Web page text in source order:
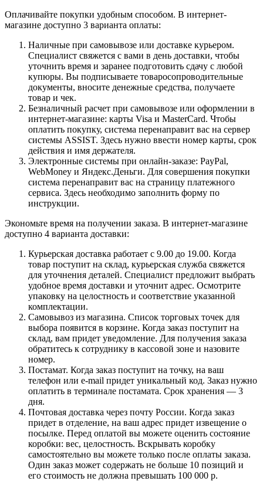
Оплачивайте покупки удобным способом. В интернет-
магазине доступно 3 варианта оплаты:
Наличные при самовывозе или доставке курьером.
Специалист свяжется с вами в день доставки, чтобы
уточнить время и заранее подготовить сдачу с любой
купюры. Вы подписываете товаросопроводительные
документы, вносите денежные средства, получаете
товар и чек.
Безналичный расчет при самовывозе или оформлении в
интернет-магазине: карты Visa и MasterCard. Чтобы
оплатить покупку, система перенаправит вас на сервер
системы ASSIST. Здесь нужно ввести номер карты, срок
действия и имя держателя.
Электронные системы при онлайн-заказе: PayPal,
WebMoney и Яндекс.Деньги. Для совершения покупки
система перенаправит вас на страницу платежного
сервиса. Здесь необходимо заполнить форму по
инструкции.
Экономьте время на получении заказа. В интернет-магазине
доступно 4 варианта доставки:
Курьерская доставка работает с 9.00 до 19.00. Когда
товар поступит на склад, курьерская служба свяжется
для уточнения деталей. Специалист предложит выбрать
удобное время доставки и уточнит адрес. Осмотрите
упаковку на целостность и соответствие указанной
комплектации.
Самовывоз из магазина. Список торговых точек для
выбора появится в корзине. Когда заказ поступит на
склад, вам придет уведомление. Для получения заказа
обратитесь к сотруднику в кассовой зоне и назовите
номер.
Постамат. Когда заказ поступит на точку, на ваш
телефон или e-mail придет уникальный код. Заказ нужно
оплатить в терминале постамата. Срок хранения — 3
дня.
Почтовая доставка через почту России. Когда заказ
придет в отделение, на ваш адрес придет извещение о
посылке. Перед оплатой вы можете оценить состояние
коробки: вес, целостность. Вскрывать коробку
самостоятельно вы можете только после оплаты заказа.
Один заказ может содержать не больше 10 позиций и
его стоимость не должна превышать 100 000 р.